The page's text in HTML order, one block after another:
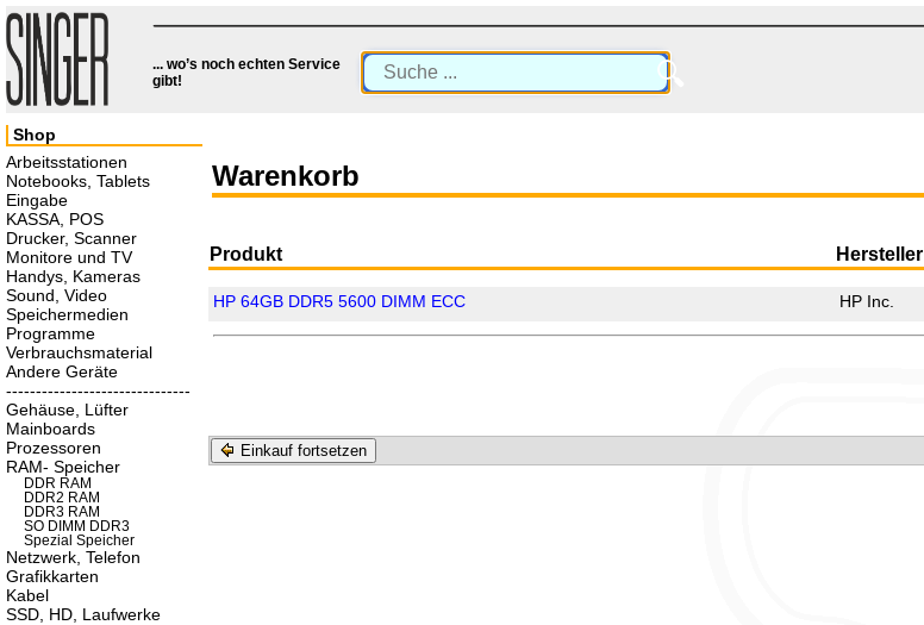
... wo’s noch echten Service
gibt!
🔍
Warenkorb
Produkt Hersteller
HP 64GB DDR5 5600 DIMM ECC HP Inc.
Einkauf fortsetzen
Shop
Arbeitsstationen
Notebooks, Tablets
Eingabe
KASSA, POS
Drucker, Scanner
Monitore und TV
Handys, Kameras
Sound, Video
Speichermedien
Programme
Verbrauchsmaterial
Andere Geräte
-------------------------------
Gehäuse, Lüfter
Mainboards
Prozessoren
RAM- Speicher
DDR RAM
DDR2 RAM
DDR3 RAM
SO DIMM DDR3
Spezial Speicher
Netzwerk, Telefon
Grafikkarten
Kabel
SSD, HD, Laufwerke